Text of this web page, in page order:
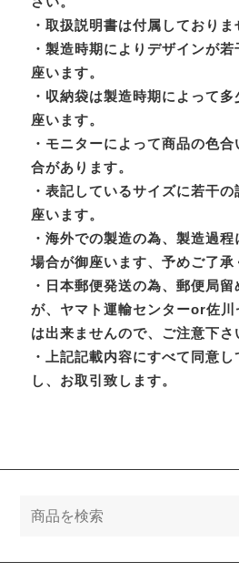
・取扱説明書は付属しておりま
・製造時期によりデザインが
座います。
・収納袋は製造時期によって
座います。
・モニターによって商品の色
合があります。
・表記しているサイズに若干
座います。
・海外での製造の為、製造過
場合が御座います、予めご了承
・日本郵便発送の為、郵便局
が、ヤマト運輸センターor佐川
は出来ませんので、ご注意下さ
・上記記載内容にすべて同意
し、お取引致します。